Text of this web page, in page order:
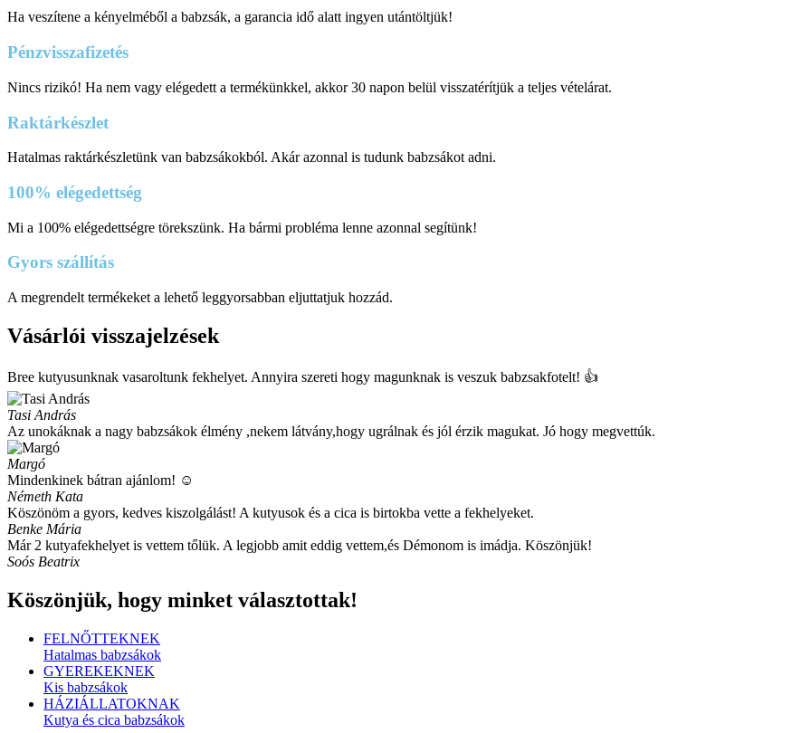
Ha veszítene a kényelméből a babzsák, a garancia idő alatt ingyen utántöltjük!
Pénzvisszafizetés
Nincs rizikó! Ha nem vagy elégedett a termékünkkel, akkor 30 napon belül visszatérítjük a teljes vételárat.
Raktárkészlet
Hatalmas raktárkészletünk van babzsákokból. Akár azonnal is tudunk babzsákot adni.
100% elégedettség
Mi a 100% elégedettségre törekszünk. Ha bármi probléma lenne azonnal segítünk!
Gyors szállítás
A megrendelt termékeket a lehető leggyorsabban eljuttatjuk hozzád.
Vásárlói visszajelzések
Bree kutyusunknak vasaroltunk fekhelyet. Annyira szereti hogy magunknak is veszuk babzsakfotelt! 👍
Tasi András
Az unokáknak a nagy babzsákok élmény ,nekem látvány,hogy ugrálnak és jól érzik magukat. Jó hogy megvettúk.
Margó
Mindenkinek bátran ajánlom! ☺️
Németh Kata
Köszönöm a gyors, kedves kiszolgálást! A kutyusok és a cica is birtokba vette a fekhelyeket.
Benke Mária
Már 2 kutyafekhelyet is vettem tőlük. A legjobb amit eddig vettem,és Démonom is imádja. Köszönjük!
Soós Beatrix
Köszönjük, hogy minket választottak!
FELNŐTTEKNEK
Hatalmas babzsákok
GYEREKEKNEK
Kis babzsákok
HÁZIÁLLATOKNAK
Kutya és cica babzsákok